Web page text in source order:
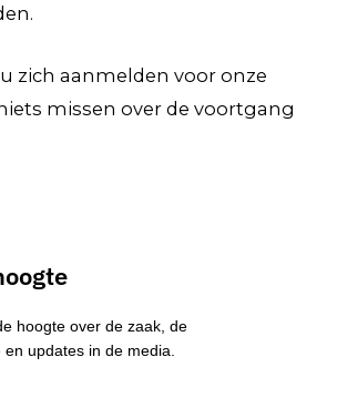
zich aanmelden voor onze
missen over de voortgang
hoogte over de zaak, de
updates in de media.